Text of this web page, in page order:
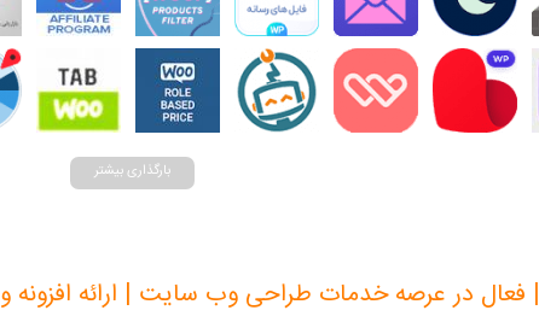
بارگذاری بیشتر
| فعال در عرصه خدمات طراحی وب سایت | ارائه افزونه و